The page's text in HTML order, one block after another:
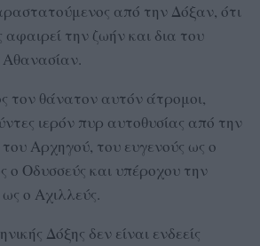
από την Δόξαν, ότι
αφαιρεί την ζωήν και δια του
Αθανασίαν.
τον θάνατον αυτόν άτρομοι,
ιερόν πυρ αυτοθυσίας από την
Αρχηγού, του ευγενούς ως ο
ο Οδυσσεύς και υπέροχου την
ο Αχιλλεύς.
Δόξης δεν είναι ενδεείς